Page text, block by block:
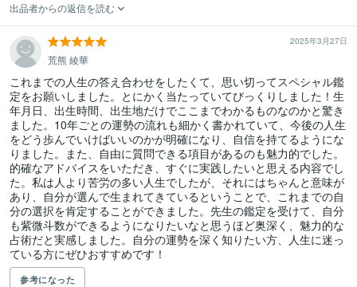
出品者からの返信を読む
2025年3月27日
荒熊 綾華
これまでの人生の答え合わせをしたくて、思い切ってスペシャル鑑
定をお願いしました。とにかく当たっていてびっくりしました！生
年月日、出生時間、出生地だけでここまでわかるものなのかと驚き
ました。10年ごとの運勢の流れも細かく書かれていて、今後の人生
をどう歩んでいけばいいのかが明確になり、自信を持てるようにな
りました。また、自由に質問できる項目があるのも魅力的でした。
的確なアドバイスをいただき、すぐに実践したいと思える内容でし
た。私は人より苦労の多い人生でしたが、それにはちゃんと意味が
あり、自分が選んで生まれてきているということで、これまでの自
分の選択を肯定することができました。先生の鑑定を受けて、自分
も紫微斗数ができるようになりたいなと思うほど奥深く、魅力的な
占術だと実感しました。自分の運勢を深く知りたい方、人生に迷っ
ている方にぜひおすすめです！
参考になった